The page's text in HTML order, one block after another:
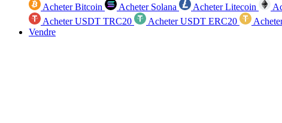
Acheter Bitcoin Acheter Solana Acheter Litecoin
Acheter USDT TRC20
Acheter USDT ERC20
Vendre